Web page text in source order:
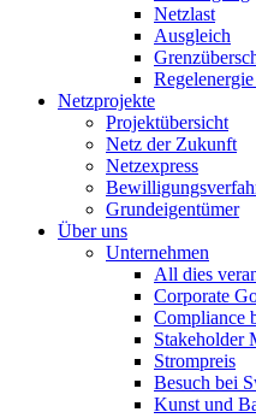
Netzlast
Ausgleich
Netzprojekte
Projektübersicht
Netz der Zukunft
Netzexpress
Grundeigentümer
Über uns
Unternehmen
All dies
Corporate
Compliance
Stakeholder
Strompreis
Besuch bei
Kunst und